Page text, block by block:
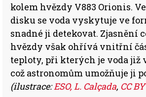
kolem hvězdy V883 Orionis.
disku se voda vyskytuje ve
snadné ji detekovat. Zjasnění
hvězdy však ohřívá vnitřní
teploty, při kterých je voda již
což astronomům umožňuje ji
(ilustrace:ESO, L. Calçada, CC